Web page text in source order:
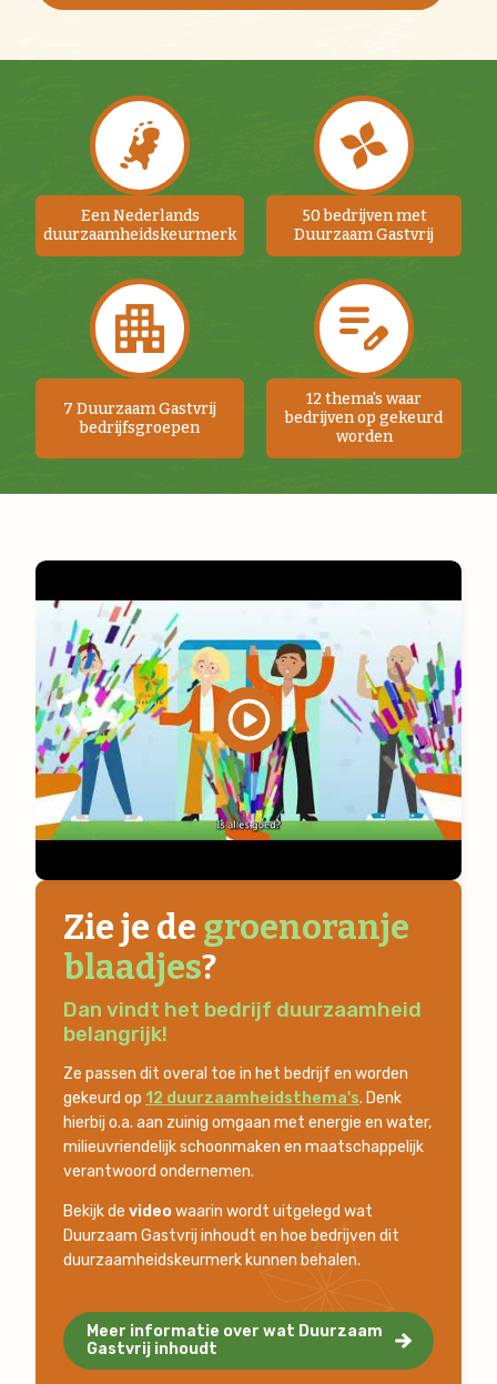
Een Nederlands
duurzaamheidskeurmerk
50 bedrijven met
Duurzaam Gastvrij
7 Duurzaam Gastvrij
bedrijfsgroepen
12 thema's waar
bedrijven op gekeurd
worden
Zie je de groenoranje
blaadjes?
Dan vindt het bedrijf duurzaamheid
belangrijk!
Ze passen dit overal toe in het bedrijf en worden
gekeurd op 12 duurzaamheidsthema's. Denk
hierbij o.a. aan zuinig omgaan met energie en water,
milieuvriendelijk schoonmaken en maatschappelijk
verantwoord ondernemen.
Bekijk de videowaarin wordt uitgelegd wat
Duurzaam Gastvrij inhoudt en hoe bedrijven dit
duurzaamheidskeurmerk kunnen behalen.
Meer informatie over wat Duurzaam
Gastvrij inhoudt